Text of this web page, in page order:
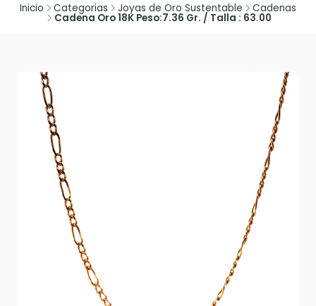
Inicio Categorias Joyas de Oro Sustentable Cadenas
Cadena Oro 18K Peso:7.36 Gr. / Talla : 63.00